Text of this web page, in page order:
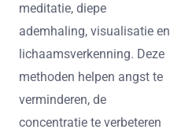
meditatie, diepe
ademhaling, visualisatie en
lichaamsverkenning. Deze
methoden helpen angst te
verminderen, de
concentratie te verbeteren